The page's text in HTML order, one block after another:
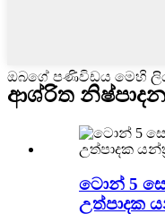
ඔබගේ පණිවිඩය මෙහි
ආශ්රිත නිෂ්පාදන
ටොන් 5
උත්පාදක